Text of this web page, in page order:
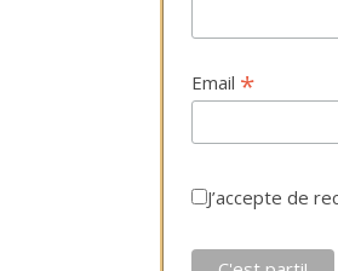
Email *
J’accepte de